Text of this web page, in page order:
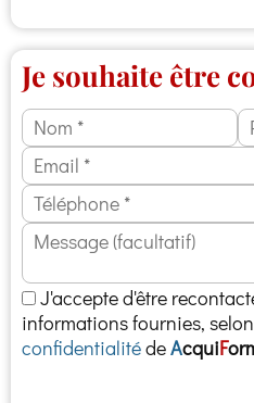
Je souhaite être
J'accepte d'être
informations fournies,
confidentialitédeAcquiF